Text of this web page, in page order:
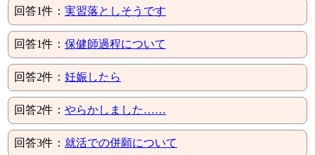
回答1件： 実習落としそうです
回答1件： 保健師過程について
回答2件： 妊娠したら
回答2件： やらかしました……
回答3件： 就活での併願について